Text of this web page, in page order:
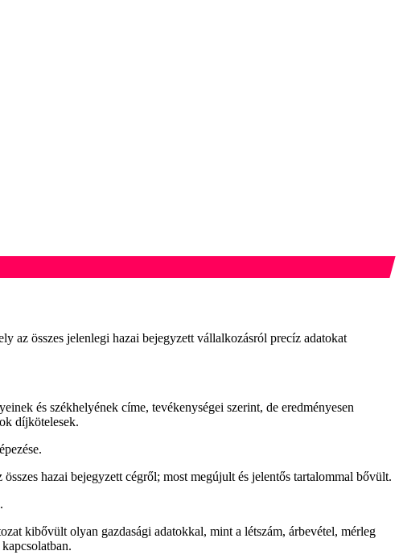
az összes jelenlegi hazai bejegyzett vállalkozásról precíz adatokat
és székhelyének címe, tevékenységei szerint, de eredményesen
díjkötelesek.
hazai bejegyzett cégről; most megújult és jelentős tartalommal bővült.
kibővült olyan gazdasági adatokkal, mint a létszám, árbevétel, mérleg